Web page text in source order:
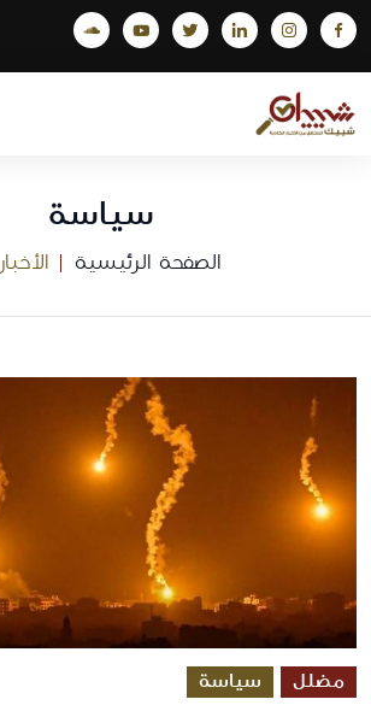
سياسة
الصفحة الرئيسية الأخبار
مضلل سياسة